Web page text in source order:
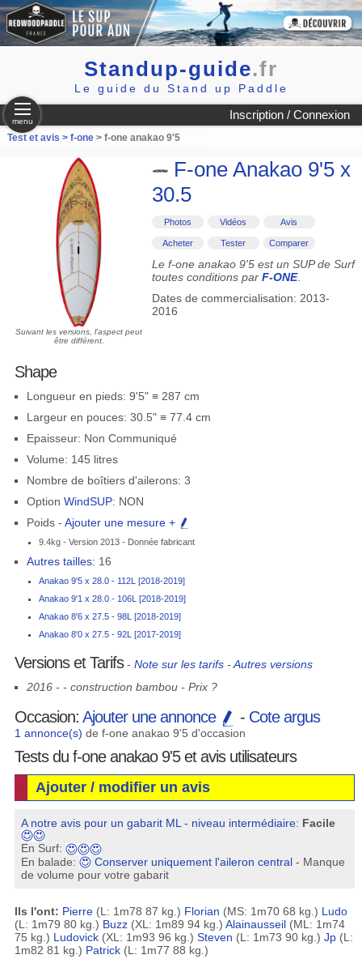
Standup-guide.fr
Le guide du Stand up Paddle
Inscription / Connexion
menu
Test et avis > f-one> f-one anakao 9'5
Suivant les versions, l'aspect peut
être différent.
F-one Anakao 9'5 x
30.5
Photos Vidéos Avis
Acheter Tester Comparer
Le f-one anakao 9'5 est un SUP de Surf
toutes conditions par F-ONE.
Dates de commercialisation: 2013-
2016
Shape
Longueur en pieds: 9'5" ≡ 287 cm
Largeur en pouces: 30.5" ≡ 77.4 cm
Epaisseur: Non Communiqué
Volume: 145 litres
Nombre de boîtiers d'ailerons: 3
Option WindSUP: NON
Poids - Ajouter une mesure +
9.4kg - Version 2013 - Donnée fabricant
Autres tailles: 16
Anakao 9'5 x 28.0 - 112L [2018-2019]
Anakao 9'1 x 28.0 - 106L [2018-2019]
Anakao 8'6 x 27.5 - 98L [2018-2019]
Anakao 8'0 x 27.5 - 92L [2017-2019]
Versions et Tarifs- Note sur les tarifs-Autres versions
2016 - - construction bambou - Prix ?
Occasion: Ajouter une annonce - Cote argus
1 annonce(s) de f-one anakao 9'5 d'occasion
Tests du f-one anakao 9'5 et avis utilisateurs
Ajouter / modifier un avis
A notre avis pour un gabarit ML - niveau intermédiaire: Facile
En Surf:
En balade:
Conserver uniquement l'aileron central - Manque
de volume pour votre gabarit
Ils l'ont: Pierre(L: 1m78 87 kg.) Florian (MS: 1m70 68 kg.) Ludo
(L: 1m79 80 kg.) Buzz(XL: 1m89 94 kg.) Alainausseil(ML: 1m74
75 kg.) Ludovick(XL: 1m93 96 kg.) Steven (L: 1m73 90 kg.) Jp(L:
1m82 81 kg.) Patrick(L: 1m77 88 kg.)